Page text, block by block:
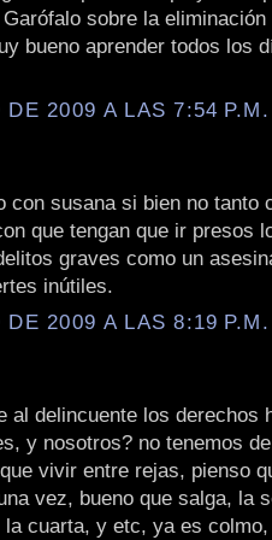
sobre la eliminación
bueno aprender todos los
2009 A LAS 7:54 P.M.
con susana si bien no tanto
que tengan que ir presos
graves como un
inútiles.
2009 A LAS 8:19 P.M.
al delincuente los derechos
y nosotros? no tenemos
vivir entre rejas, pienso
vez, bueno que salga, la
cuarta, y etc, ya es